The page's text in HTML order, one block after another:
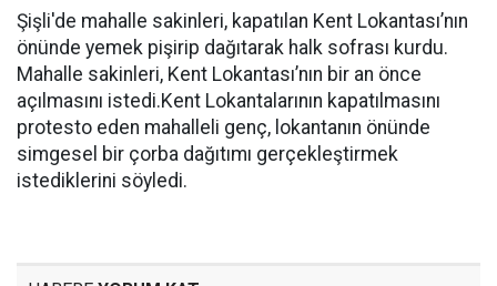
Şişli'de mahalle sakinleri, kapatılan Kent Lokantası’nın
önünde yemek pişirip dağıtarak halk sofrası kurdu.
Mahalle sakinleri, Kent Lokantası’nın bir an önce
açılmasını istedi.Kent Lokantalarının kapatılmasını
protesto eden mahalleli genç, lokantanın önünde
simgesel bir çorba dağıtımı gerçekleştirmek
istediklerini söyledi.